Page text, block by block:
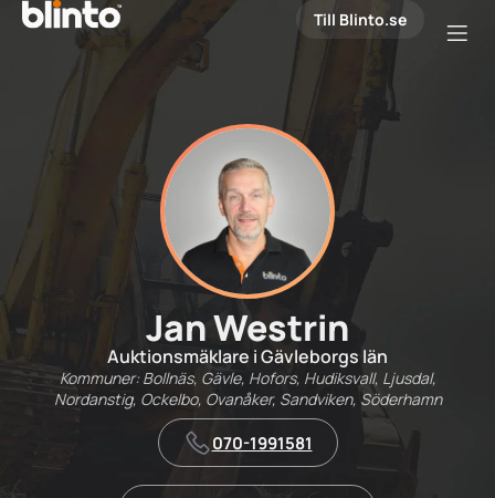
Till Blinto.se
Jan Westrin
Auktionsmäklare i Gävleborgs län
Kommuner: Bollnäs, Gävle, Hofors, Hudiksvall, Ljusdal,
Nordanstig, Ockelbo, Ovanåker, Sandviken, Söderhamn
070-1991581